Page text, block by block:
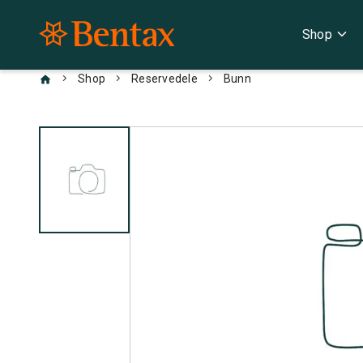
Shop expand_more
chevron_right Shop chevron_right Reservedele chevron_right Bunn